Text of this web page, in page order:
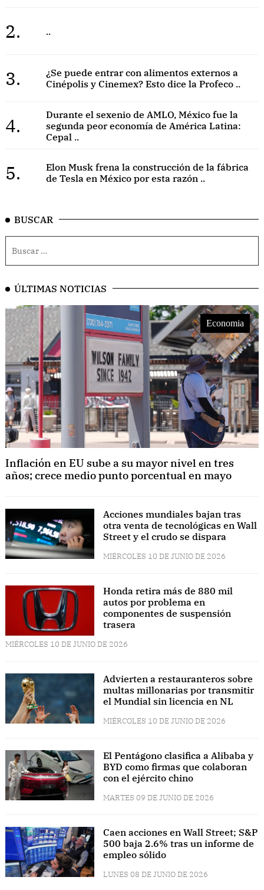
2. ..
3.
¿Se puede entrar con alimentos externos a
Cinépolis y Cinemex? Esto dice la Profeco ..
4.
Durante el sexenio de AMLO, México fue la
segunda peor economía de América Latina:
Cepal ..
5.
Elon Musk frena la construcción de la fábrica
de Tesla en México por esta razón ..
BUSCAR
ÚLTIMAS NOTICIAS
Economia
Inflación en EU sube a su mayor nivel en tres
años; crece medio punto porcentual en mayo
Acciones mundiales bajan tras
otra venta de tecnológicas en Wall
Street y el crudo se dispara
MIÉRCOLES 10 DE JUNIO DE 2026
Honda retira más de 880 mil
autos por problema en
componentes de suspensión
trasera
MIÉRCOLES 10 DE JUNIO DE 2026
Advierten a restauranteros sobre
multas millonarias por transmitir
el Mundial sin licencia en NL
MIÉRCOLES 10 DE JUNIO DE 2026
El Pentágono clasifica a Alibaba y
BYD como firmas que colaboran
con el ejército chino
MARTES 09 DE JUNIO DE 2026
Caen acciones en Wall Street; S&P
500 baja 2.6% tras un informe de
empleo sólido
LUNES 08 DE JUNIO DE 2026